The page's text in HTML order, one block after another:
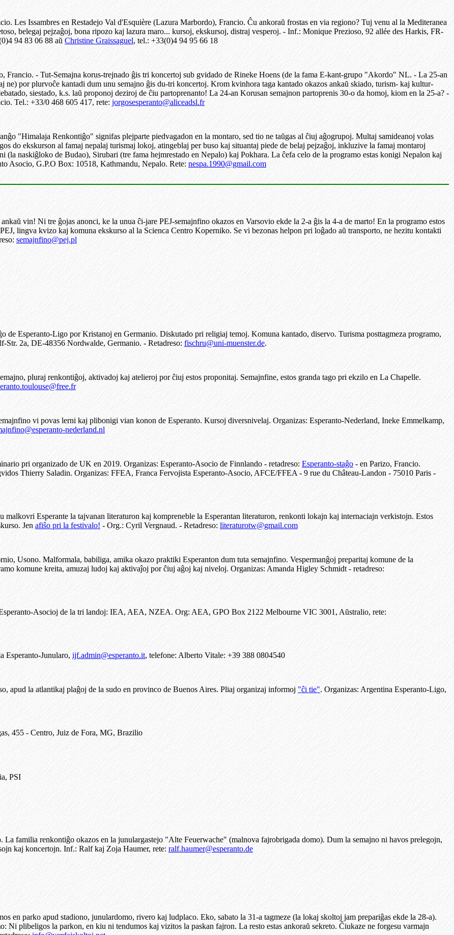
Les Issambres en Restadejo Val d'Esquière (Lazura Marbordo), Francio. Ĉu ankoraŭ frostas en via regiono? Tuj venu al la Mediteranea
belegaj pejzaĝoj, bona ripozo kaj lazura maro... kursoj, ekskursoj, distraj vesperoj. - Inf.: Monique Prezioso, 92 allée des Harkis, FR-
94 83 06 88 aŭ Christine Graissaguel, tel.: +33(0)4 94 95 66 18
Francio. - Tut-Semajna korus-trejnado ĝis tri koncertoj sub gvidado de Rineke Hoens (de la fama E-kant-grupo "Akordo" NL. - La 25-an
por plurvoĉe kantadi dum unu semajno ĝis du-tri koncertoj. Krom kvinhora taga kantado okazos ankaŭ skiado, turism- kaj kultur-
siestado, k.s. laŭ proponoj deziroj de ĉiu partoprenanto! La 24-an Korusan semajnon partoprenis 30-o da homoj, kiom en la 25-a? -
Tel.: +33/0 468 605 417, rete: jorgosesperanto@aliceadsl.fr
"Himalaja Renkontiĝo" signifas plejparte piedvagadon en la montaro, sed tio ne taŭgas al ĉiuj aĝogrupoj. Multaj samideanoj volas
do ekskurson al famaj nepalaj turismaj lokoj, atingeblaj per buso kaj situantaj piede de belaj pejzaĝoj, inkluzive la famaj montaroj
naskiĝloko de Budao), Sirubari (tre fama hejmrestado en Nepalo) kaj Pokhara. La ĉefa celo de la programo estas konigi Nepalon kaj
Asocio, G.P.O Box: 10518, Kathmandu, Nepalo. Rete: nespa.1990@gmail.com
vin! Ni tre ĝojas anonci, ke la unua ĉi-jare PEJ-semajnfino okazos en Varsovio ekde la 2-a ĝis la 4-a de marto! En la programo estos
lingva kvizo kaj komuna ekskurso al la Scienca Centro Koperniko. Se vi bezonas helpon pri loĝado aŭ transporto, ne hezitu kontakti
semajnfino@pej.pl
de Esperanto-Ligo por Kristanoj en Germanio. Diskutado pri religiaj temoj. Komuna kantado, diservo. Turisma posttagmeza programo,
2a, DE-48356 Nordwalde, Germanio. - Retadreso: fischru@uni-muenster.de.
pluraj renkontiĝoj, aktivadoj kaj atelieroj por ĉiuj estos proponitaj. Semajnfine, estos granda tago pri ekzilo en La Chapelle.
vi povas lerni kaj plibonigi vian konon de Esperanto. Kursoj diversnivelaj. Organizas: Esperanto-Nederland, Ineke Emmelkamp,
nederland.nl
pri organizado de UK en 2019. Organizas: Esperanto-Asocio de Finnlando - retadreso: Esperanto-staĝo - en Parizo, Francio.
Thierry Saladin. Organizas: FFEA, Franca Fervojista Esperanto-Asocio, AFCE/FFEA - 9 rue du Château-Landon - 75010 Paris -
malkovri Esperante la tajvanan literaturon kaj kompreneble la Esperantan literaturon, renkonti lokajn kaj internaciajn verkistojn. Estos
Jen afiŝo pri la festivalo! - Org.: Cyril Vergnaud. - Retadreso: literaturotw@gmail.com
Usono. Malformala, babiliga, amika okazo praktiki Esperanton dum tuta semajnfino. Vespermanĝoj preparitaj komune de la
komune kreita, amuzaj ludoj kaj aktivaĵoj por ĉiuj aĝoj kaj niveloj. Organizas: Amanda Higley Schmidt - retadreso:
Asocioj de la tri landoj: IEA, AEA, NZEA. Org: AEA, GPO Box 2122 Melbourne VIC 3001, Aŭstralio, rete:
Esperanto-Junularo, ijf.admin@esperanto.it, telefone: Alberto Vitale: +39 388 0804540
apud la atlantikaj plaĝoj de la sudo en provinco de Buenos Aires. Pliaj organizaj informoj "ĉi tie". Organizas: Argentina Esperanto-Ligo,
455 - Centro, Juiz de Fora, MG, Brazilio
PSI
La familia renkontiĝo okazos en la junulargastejo "Alte Feuerwache" (malnova fajrobrigada domo). Dum la semajno ni havos prelegojn,
kaj koncertojn. Inf.: Ralf kaj Zoja Haumer, rete: ralf.haumer@esperanto.de
en parko apud stadiono, junulardomo, rivero kaj ludplaco. Eko, sabato la 31-a tagmeze (la lokaj skoltoj jam prepariĝas ekde la 28-a).
Ni plibeligos la parkon, en kiu ni tendumos kaj vizitos la paskan fajron. La resto estas ankoraŭ sekreto. Ĉiukaze ne forgesu varmajn